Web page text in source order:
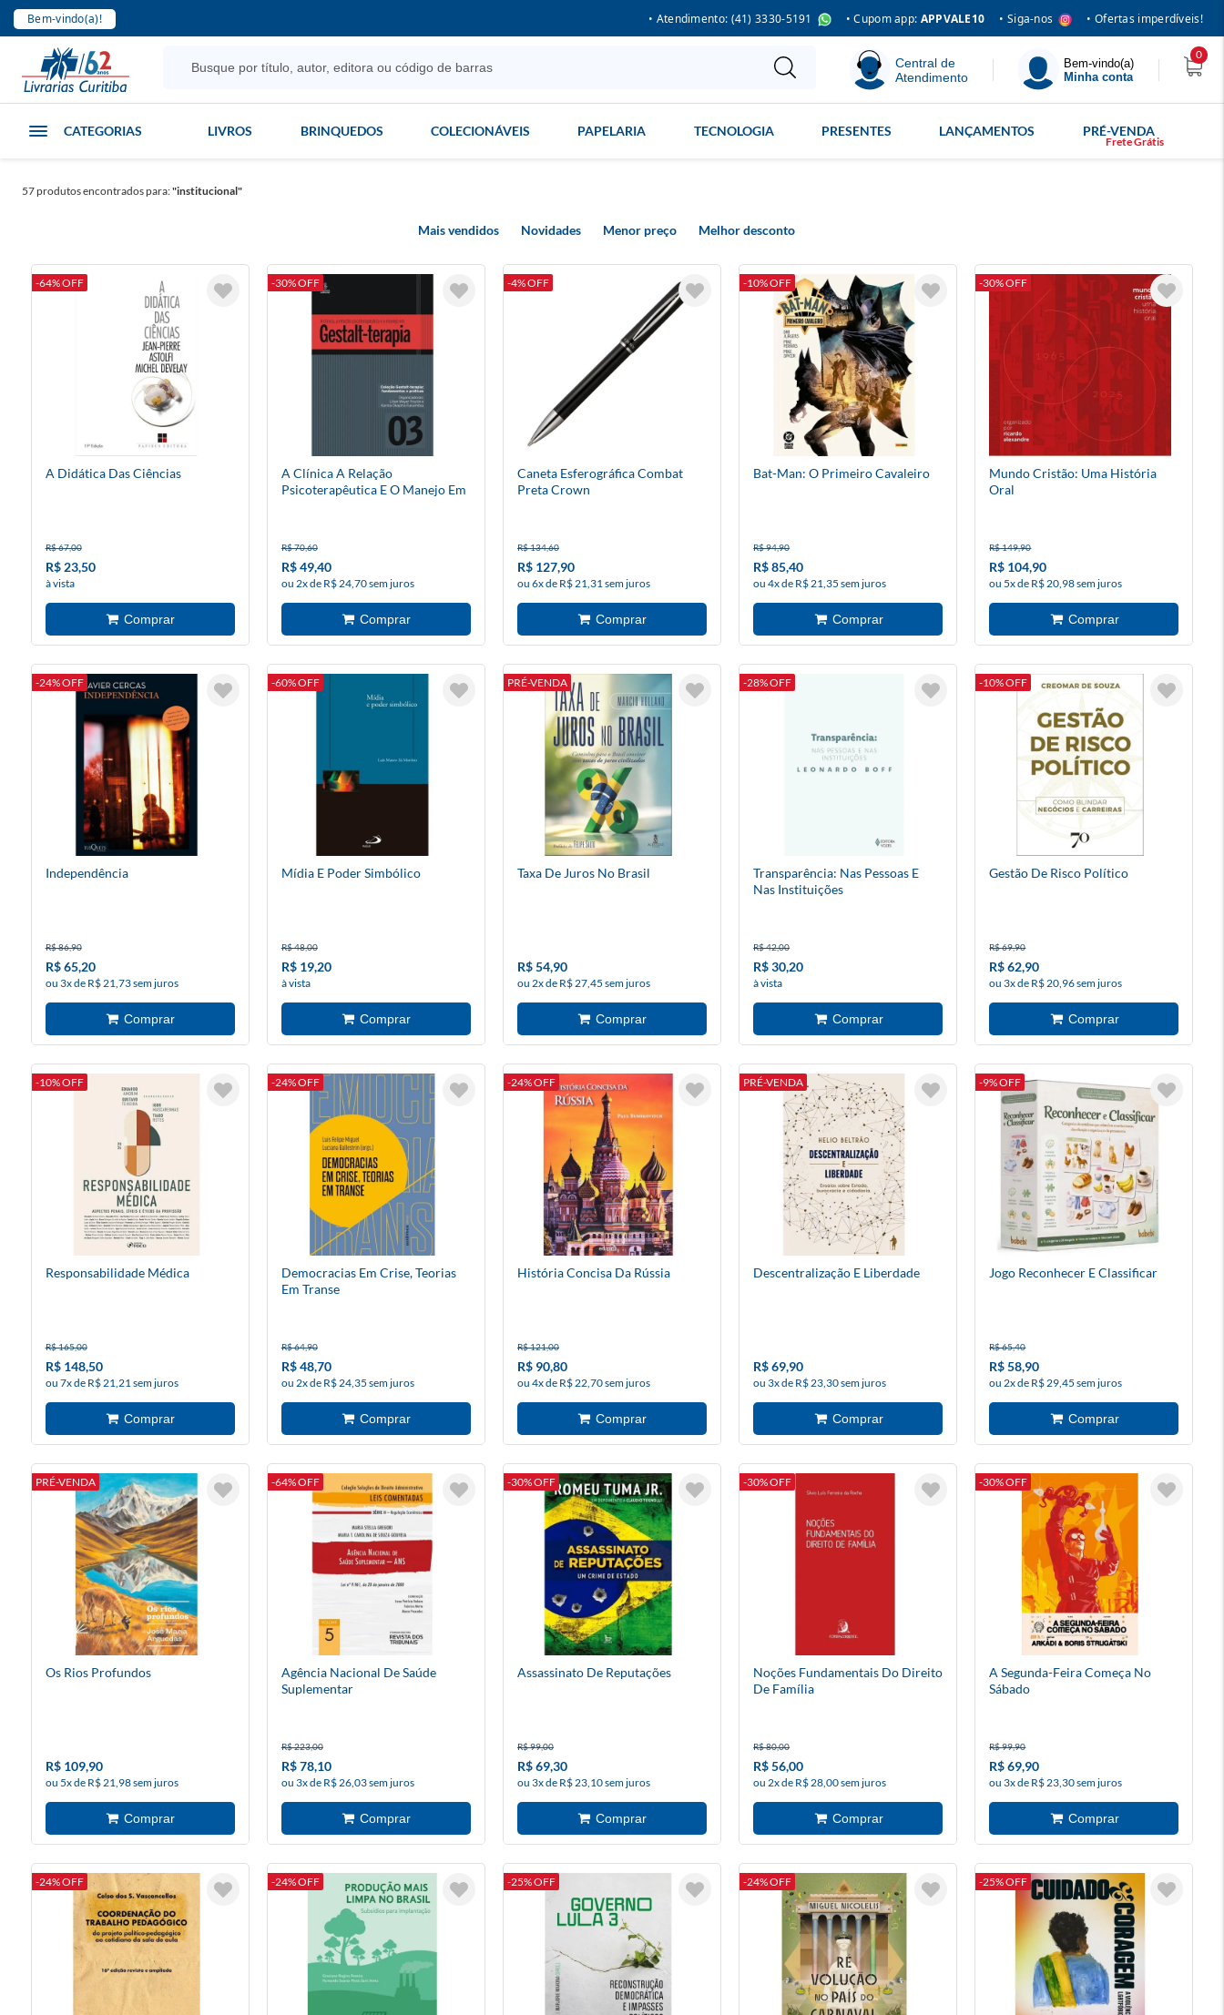
Bem-vindo(a)! • Atendimento: (41) 3330-5191 • Cupom app: APPVALE10 • Siga-nos • Ofertas imperdíveis!
Central de
Atendimento
Bem-vindo(a)
Minha conta
0
CATEGORIAS LIVROS BRINQUEDOS COLECIONÁVEIS PAPELARIA TECNOLOGIA PRESENTES LANÇAMENTOS PRÉ-VENDA
57produtos encontrados para:"institucional"
Mais vendidos Novidades Menor preço Melhor desconto
-64% OFF
A Didática Das Ciências
R$ 67,00
R$ 23,50
à vista
-30% OFF
A Clínica A Relação
Psicoterapêutica E O Manejo Em
R$ 70,60
R$ 49,40
ou 2x de R$ 24,70 sem juros
-4% OFF
Caneta Esferográfica Combat
Preta Crown
R$ 134,60
R$ 127,90
ou 6x de R$ 21,31 sem juros
-10% OFF
Bat-Man: O Primeiro Cavaleiro
R$ 94,90
R$ 85,40
ou 4x de R$ 21,35 sem juros
-30% OFF
Mundo Cristão: Uma História
Oral
R$ 149,90
R$ 104,90
ou 5x de R$ 20,98 sem juros
-24% OFF
Independência
R$ 86,90
R$ 65,20
ou 3x de R$ 21,73 sem juros
-60% OFF
Mídia E Poder Simbólico
R$ 48,00
R$ 19,20
à vista
PRÉ-VENDA
Taxa De Juros No Brasil
R$ 54,90
ou 2x de R$ 27,45 sem juros
-28% OFF
Transparência: Nas Pessoas E
Nas Instituições
R$ 42,00
R$ 30,20
à vista
-10% OFF
Gestão De Risco Político
R$ 69,90
R$ 62,90
ou 3x de R$ 20,96 sem juros
-10% OFF
Responsabilidade Médica
R$ 165,00
R$ 148,50
ou 7x de R$ 21,21 sem juros
-24% OFF
Democracias Em Crise, Teorias
Em Transe
R$ 64,90
R$ 48,70
ou 2x de R$ 24,35 sem juros
-24% OFF
História Concisa Da Rússia
R$ 121,00
R$ 90,80
ou 4x de R$ 22,70 sem juros
PRÉ-VENDA
Descentralização E Liberdade
R$ 69,90
ou 3x de R$ 23,30 sem juros
-9% OFF
Jogo Reconhecer E Classificar
R$ 65,40
R$ 58,90
ou 2x de R$ 29,45 sem juros
PRÉ-VENDA
Os Rios Profundos
R$ 109,90
ou 5x de R$ 21,98 sem juros
-64% OFF
Agência Nacional De Saúde
Suplementar
R$ 223,00
R$ 78,10
ou 3x de R$ 26,03 sem juros
-30% OFF
Assassinato De Reputações
R$ 99,00
R$ 69,30
ou 3x de R$ 23,10 sem juros
-30% OFF
Noções Fundamentais Do Direito
De Família
R$ 80,00
R$ 56,00
ou 2x de R$ 28,00 sem juros
-30% OFF
A Segunda-Feira Começa No
Sábado
R$ 99,90
R$ 69,90
ou 3x de R$ 23,30 sem juros
-24% OFF -24% OFF -25% OFF -24% OFF -25% OFF